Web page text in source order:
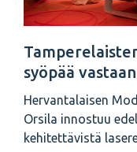
syöpää vastaan
Hervantalaisen
Orsila innostuu
kehitettävistä